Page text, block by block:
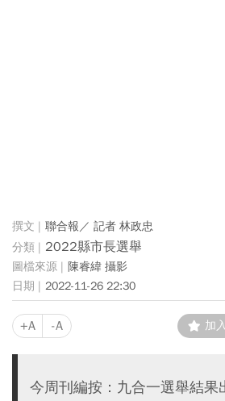
聯合報／ 記者 林政忠
2022縣市長選舉
陳睿緯 攝影
2022-11-26 22:30
+A -A 加
今周刊編按：九合一選舉結果